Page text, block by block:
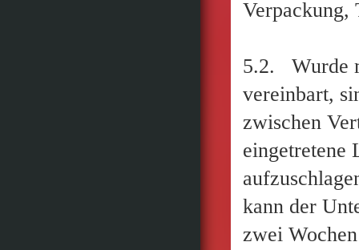
Verpackung,
5.2. Wurde
vereinbart,
zwischen
eingetretene
kann der
zwei